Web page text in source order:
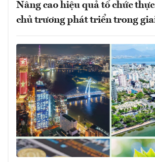
Nâng cao hiệu quả tổ chức
chủ trương phát triển trong